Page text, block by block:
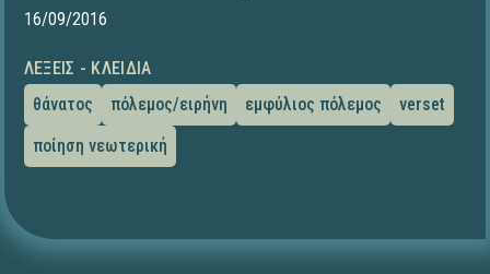
16/09/2016
ΛΈΞΕΙΣ - ΚΛΕΙΔΙΆ
θάνατος
πόλεμος/ειρήνη εμφύλιος πόλεμος
verset
ποίηση νεωτερική